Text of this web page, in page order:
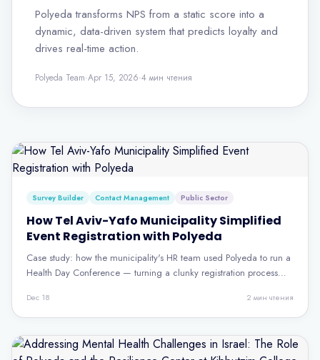
Polyeda transforms NPS from a static score into a
dynamic, data-driven system that predicts loyalty and
drives real-time action.
Polyeda Team·Apr 15, 2026·4 мин чтения
Survey Builder Contact Management Public Sector
How Tel Aviv-Yafo Municipality Simplified
Event Registration with Polyeda
Case study: how the municipality's HR team used Polyeda to run a
Health Day Conference — turning a clunky registration process
Dec 18 2 мин чтения